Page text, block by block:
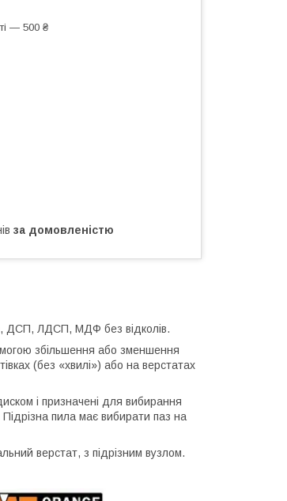
— 500 ₴
за домовленістю
ДСП, ЛДСП, МДФ без відколів.
збільшення або зменшення
(без «хвилі») або на верстатах
і призначені для вибирання
Підрізна пила має вибирати паз на
верстат, з підрізним вузлом.